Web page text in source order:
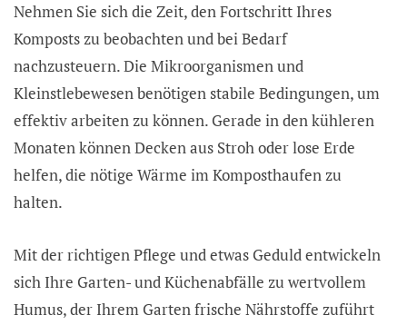
Nehmen Sie sich die Zeit, den Fortschritt Ihres
Komposts zu beobachten und bei Bedarf
nachzusteuern. Die Mikroorganismen und
Kleinstlebewesen benötigen stabile Bedingungen, um
effektiv arbeiten zu können. Gerade in den kühleren
Monaten können Decken aus Stroh oder lose Erde
helfen, die nötige Wärme im Komposthaufen zu
halten.
Mit der richtigen Pflege und etwas Geduld entwickeln
sich Ihre Garten- und Küchenabfälle zu wertvollem
Humus, der Ihrem Garten frische Nährstoffe zuführt